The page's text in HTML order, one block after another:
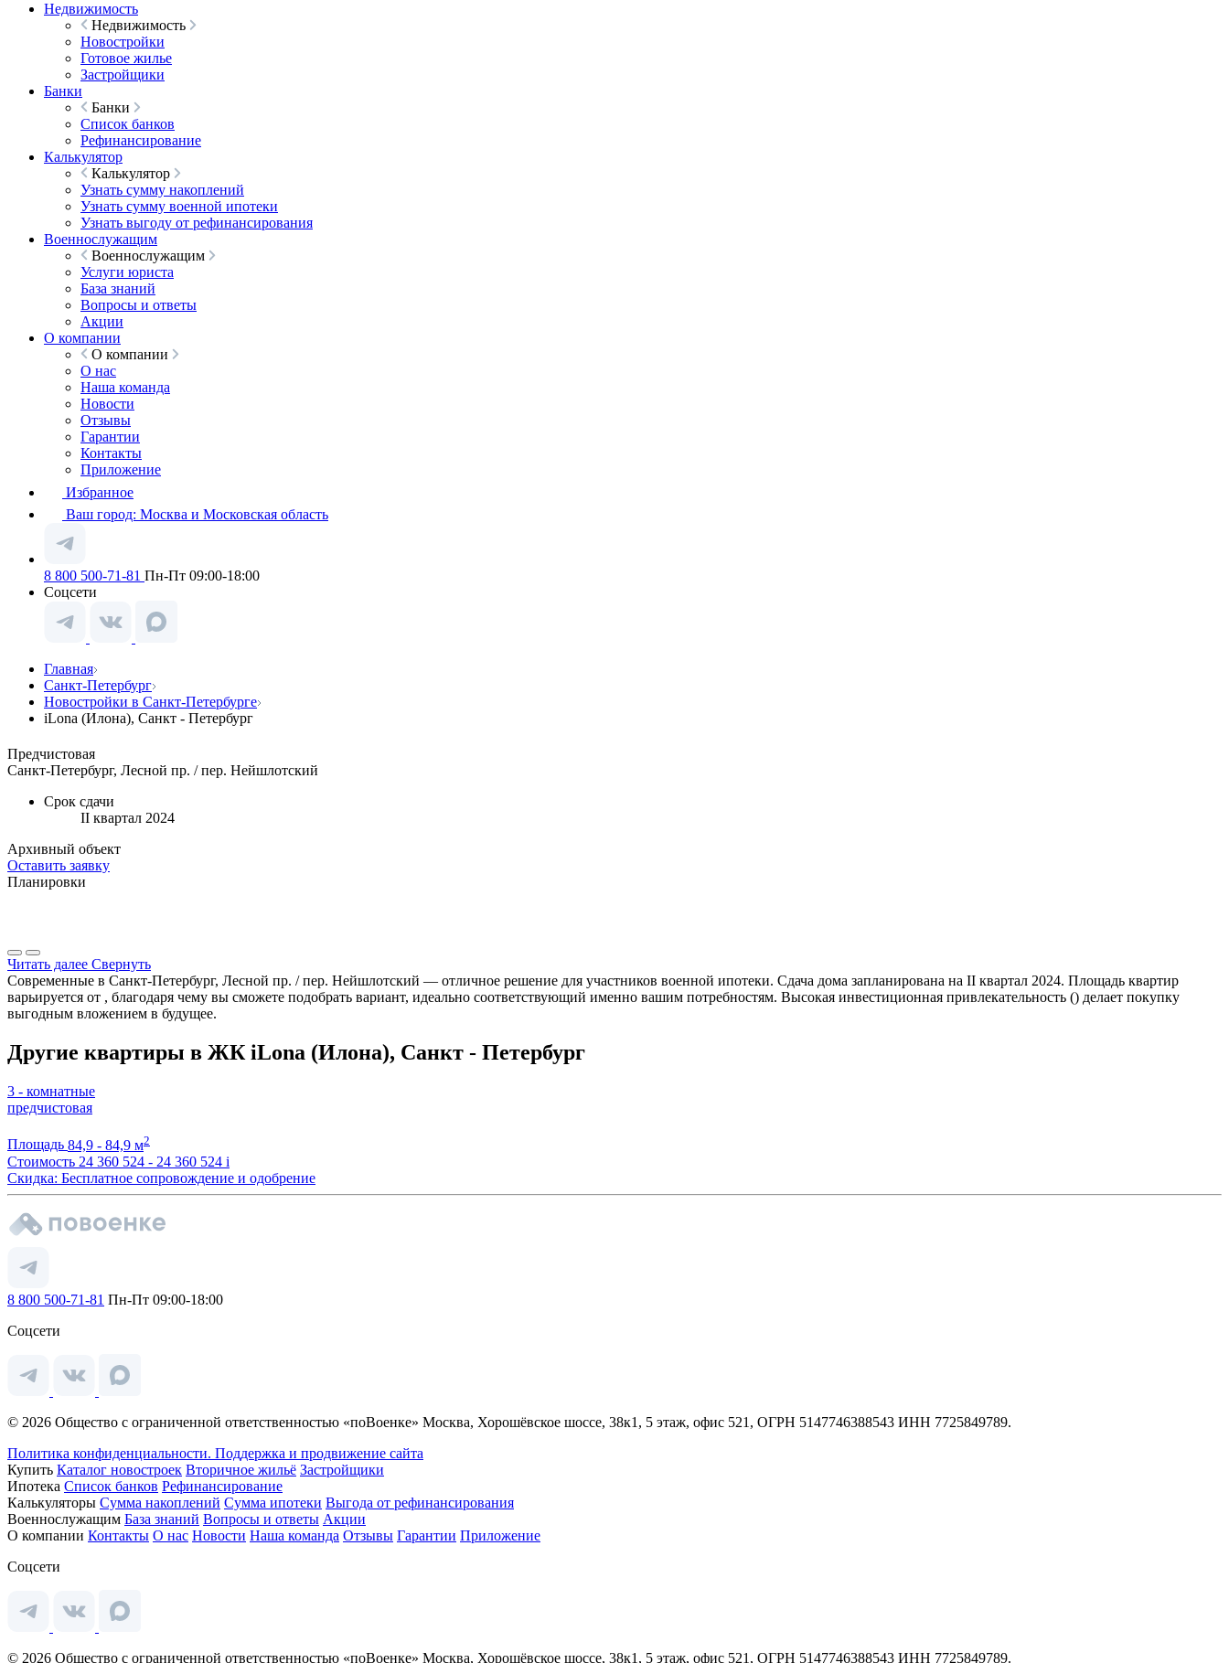
Недвижимость
Недвижимость
Новостройки
Готовое жилье
Застройщики
Банки
Банки
Список банков
Рефинансирование
Калькулятор
Калькулятор
Узнать сумму накоплений
Узнать сумму военной ипотеки
Узнать выгоду от рефинансирования
Военнослужащим
Военнослужащим
Услуги юриста
База знаний
Вопросы и ответы
Акции
О компании
О компании
О нас
Наша команда
Новости
Отзывы
Гарантии
Контакты
Приложение
Избранное
Ваш город: Москва и Московская область
8 800 500-71-81 Пн-Пт 09:00-18:00
Соцсети
Главная
Санкт-Петербург
Новостройки в Санкт-Петербурге
iLona (Илона), Санкт - Петербург
Предчистовая
Санкт-Петербург, Лесной пр. / пер. Нейшлотский
Срок сдачи
II квартал 2024
Архивный объект
Оставить заявку
Планировки
Читать далее Свернуть
Современные в Санкт-Петербург, Лесной пр. / пер. Нейшлотский — отличное решение для участников военной ипотеки. Сдача дома запланирована на II квартал 2024. Площадь квартир
варьируется от , благодаря чему вы сможете подобрать вариант, идеально соответствующий именно вашим потребностям. Высокая инвестиционная привлекательность () делает покупку
выгодным вложением в будущее.
Другие квартиры в ЖК iLona (Илона), Санкт - Петербург
3 - комнатные
предчистовая
Площадь 84,9 - 84,9 м2
Стоимость 24 360 524 - 24 360 524 i
Скидка: Бесплатное сопровождение и одобрение
8 800 500-71-81 Пн-Пт 09:00-18:00
Соцсети
© 2026 Общество с ограниченной ответственностью «поВоенке» Москва, Хорошёвское шоссе, 38к1, 5 этаж, офис 521, ОГРН 5147746388543 ИНН 7725849789.
Политика конфиденциальности. Поддержка и продвижение сайта
Купить Каталог новостроек Вторичное жильё Застройщики
Ипотека Список банков Рефинансирование
Калькуляторы Сумма накоплений Сумма ипотеки Выгода от рефинансирования
Военнослужащим База знаний Вопросы и ответы Акции
О компании Контакты О нас Новости Наша команда Отзывы Гарантии Приложение
Соцсети
© 2026 Общество с ограниченной ответственностью «поВоенке» Москва, Хорошёвское шоссе, 38к1, 5 этаж, офис 521, ОГРН 5147746388543 ИНН 7725849789.